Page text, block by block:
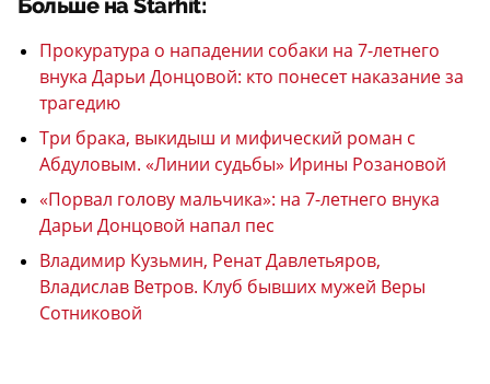
Больше на Starhit:
Прокуратура о нападении собаки на 7-летнего
внука Дарьи Донцовой: кто понесет наказание за
трагедию
Три брака, выкидыш и мифический роман с
Абдуловым. «Линии судьбы» Ирины Розановой
«Порвал голову мальчика»: на 7-летнего внука
Дарьи Донцовой напал пес
Владимир Кузьмин, Ренат Давлетьяров,
Владислав Ветров. Клуб бывших мужей Веры
Сотниковой